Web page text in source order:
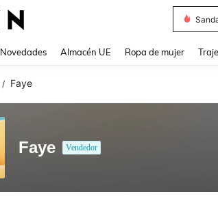
Novedades Almacén UE Ropa de mujer
/ Faye
Faye Vendedor